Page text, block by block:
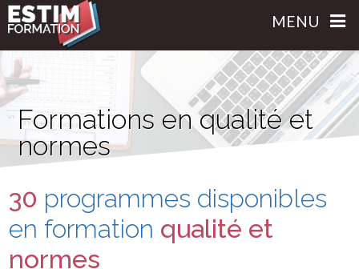
MENU
Formations en qualité et
normes
30 programmes disponibles
en formation qualité et
normes